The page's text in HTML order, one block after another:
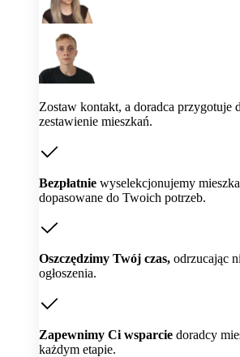
Zostaw kontakt, a doradca przygotuje
zestawienie mieszkań.
Bezpłatnie wyselekcjonujemy
dopasowane do Twoich potrzeb.
Oszczędzimy Twój czas, odrzucając
ogłoszenia.
Zapewnimy Ci wsparcie doradcy
każdym etapie.